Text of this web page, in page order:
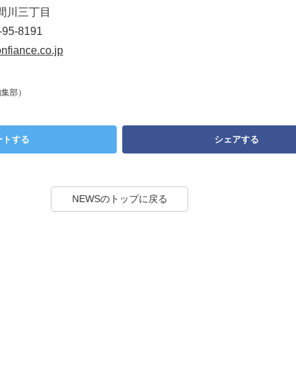
川三丁目
8191
部）
トする シェアする
NEWSのトップに戻る